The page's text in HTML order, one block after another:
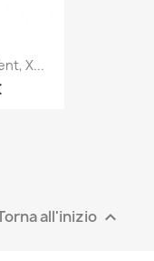
X...
all'inizio 